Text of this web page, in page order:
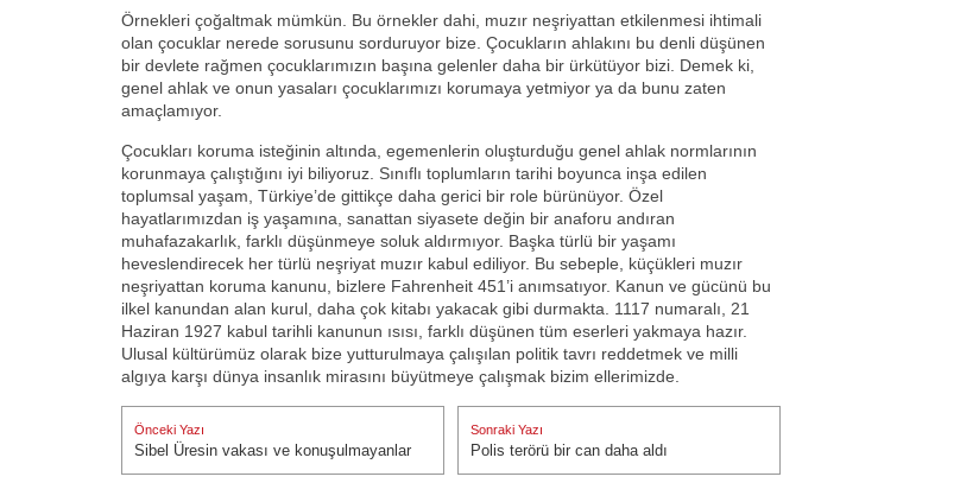
Örnekleri çoğaltmak mümkün. Bu örnekler dahi, muzır neşriyattan etkilenmesi ihtimali
olan çocuklar nerede sorusunu sorduruyor bize. Çocukların ahlakını bu denli düşünen
bir devlete rağmen çocuklarımızın başına gelenler daha bir ürkütüyor bizi. Demek ki,
genel ahlak ve onun yasaları çocuklarımızı korumaya yetmiyor ya da bunu zaten
amaçlamıyor.
Çocukları koruma isteğinin altında, egemenlerin oluşturduğu genel ahlak normlarının
korunmaya çalıştığını iyi biliyoruz. Sınıflı toplumların tarihi boyunca inşa edilen
toplumsal yaşam, Türkiye’de gittikçe daha gerici bir role bürünüyor. Özel
hayatlarımızdan iş yaşamına, sanattan siyasete değin bir anaforu andıran
muhafazakarlık, farklı düşünmeye soluk aldırmıyor. Başka türlü bir yaşamı
heveslendirecek her türlü neşriyat muzır kabul ediliyor. Bu sebeple, küçükleri muzır
neşriyattan koruma kanunu, bizlere Fahrenheit 451’i anımsatıyor. Kanun ve gücünü bu
ilkel kanundan alan kurul, daha çok kitabı yakacak gibi durmakta. 1117 numaralı, 21
Haziran 1927 kabul tarihli kanunun ısısı, farklı düşünen tüm eserleri yakmaya hazır.
Ulusal kültürümüz olarak bize yutturulmaya çalışılan politik tavrı reddetmek ve milli
algıya karşı dünya insanlık mirasını büyütmeye çalışmak bizim ellerimizde.
Yazı
gezinmesi
Önceki Yazı
Önceki Yazı:
Sibel Üresin vakası ve konuşulmayanlar
Sonraki Yazı
Sonraki Yazı:
Polis terörü bir can daha aldı